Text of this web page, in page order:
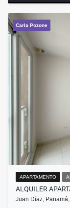
Carla Pozone
APARTAMENTO
ALQUILER
Juan Díaz,